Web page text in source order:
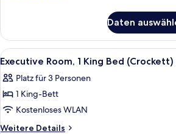
anzeigen
Suite,
King
Daten
Alle
Fotos
für
Executive
Room,
1
4
Executive Room, 1 King Bed (Crockett)
Platz für 3 Personen
1 King-Bett
Kostenloses WLAN
Weitere Details
Weitere